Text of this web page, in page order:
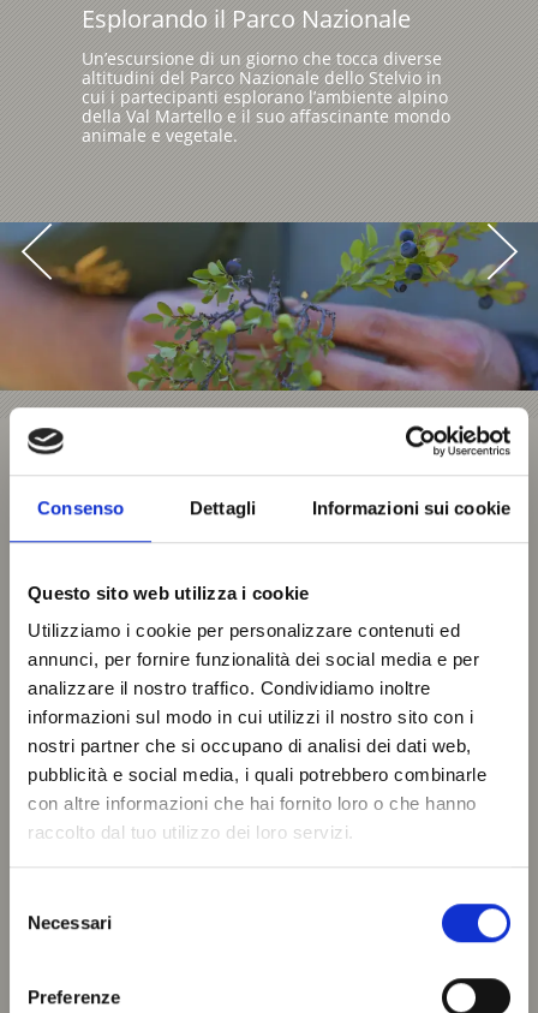
Consenso Dettagli Informazioni sui cookie
Questo sito web utilizza i cookie
Utilizziamo i cookie per personalizzare contenuti ed
annunci, per fornire funzionalità dei social media e per
analizzare il nostro traffico. Condividiamo inoltre
informazioni sul modo in cui utilizzi il nostro sito con i
nostri partner che si occupano di analisi dei dati web,
pubblicità e social media, i quali potrebbero combinarle
con altre informazioni che hai fornito loro o che hanno
raccolto dal tuo utilizzo dei loro servizi.
delNecessari
Preferenze
Esplorando il Parco Nazionale
Un’escursione di un giorno che tocca diverse
altitudini del Parco Nazionale dello Stelvio in
cui i partecipanti esplorano l’ambiente alpino
della Val Martello e il suo affascinante mondo
animale e vegetale.